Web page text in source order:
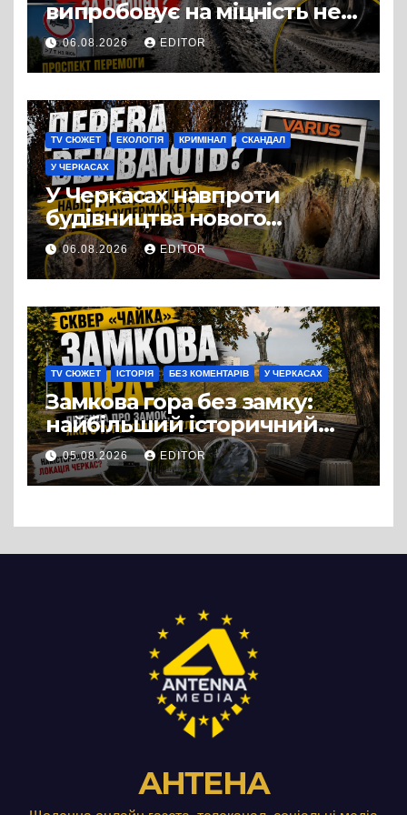
випробовує на міцність не
лише людей, а й дороги
Черкас
06.08.2026 EDITOR
TV СЮЖЕТ ЕКОЛОГІЯ КРИМІНАЛ СКАНДАЛ
У ЧЕРКАСАХ
У Черкасах навпроти
будівництва нового
супермаркету VARUS на
проспекті Перемоги всохли
дерева. І це навряд чи
можна назвати
випадковістю
06.08.2026 EDITOR
TV СЮЖЕТ ІСТОРІЯ БЕЗ КОМЕНТАРІВ У ЧЕРКАСАХ
Замкова гора без замку:
найбільший історичний
міф Черкас
05.08.2026 EDITOR
АНТЕНА